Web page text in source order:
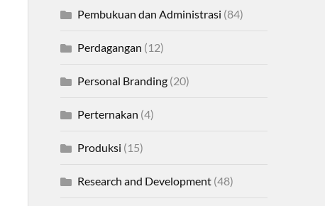
Pembukuan dan Administrasi (84)
Perdagangan (12)
Personal Branding(20)
Perternakan (4)
Produksi (15)
Research and Development(48)